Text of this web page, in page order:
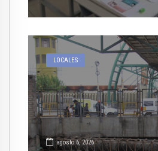
LOCALES
agosto 6, 2026